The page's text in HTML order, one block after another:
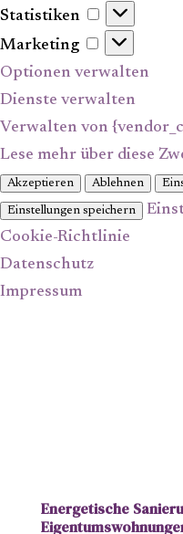
Statistiken
Statistiken
Marketing
Marketing
Optionen verwalten
Dienste verwalten
Verwalten von
Lese mehr über diese
Akzeptieren Ablehnen
Einstellungen speichern
Cookie-Richtlinie
Datenschutz
Impressum
Energetische